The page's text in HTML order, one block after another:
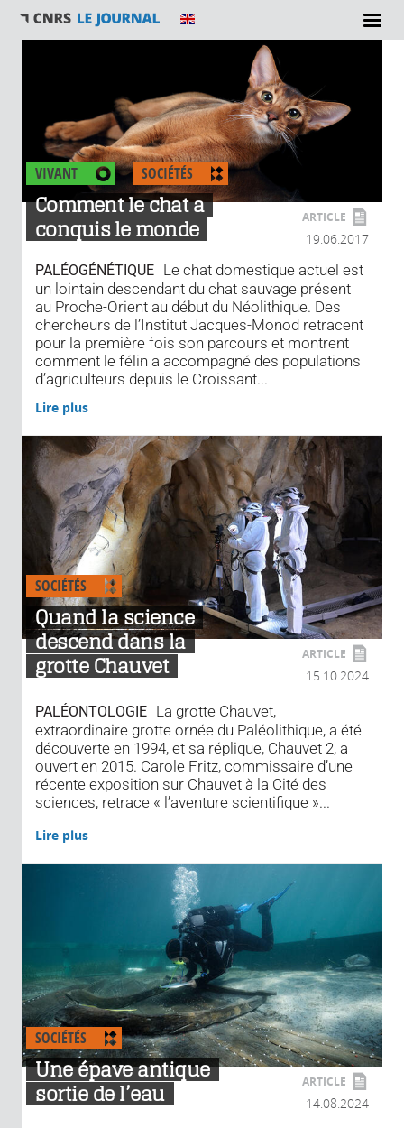
VIVANT SOCIÉTÉS
Comment le chat a
conquis le monde
PALÉOGÉNÉTIQUE
Le chat domestique actuel est
un lointain descendant du chat sauvage présent
au Proche-Orient au début du Néolithique. Des
chercheurs de l’Institut Jacques-Monod retracent
pour la première fois son parcours et montrent
comment le félin a accompagné des populations
d’agriculteurs depuis le Croissant...
ARTICLE
19.06.2017
Lire plus
SOCIÉTÉS
Quand la science
descend dans la
grotte Chauvet
PALÉONTOLOGIE
La grotte Chauvet,
extraordinaire grotte ornée du Paléolithique, a été
découverte en 1994, et sa réplique, Chauvet 2, a
ouvert en 2015. Carole Fritz, commissaire d’une
récente exposition sur Chauvet à la Cité des
sciences, retrace « l’aventure scientifique »...
ARTICLE
15.10.2024
Lire plus
SOCIÉTÉS
Une épave antique
sortie de l’eau
ARTICLE
14.08.2024